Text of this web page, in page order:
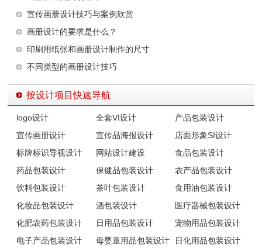
宣传画册设计技巧与案例欣赏
画册设计的要求是什么？
印刷用纸张和画册设计制作的尺寸
不同类型的画册设计技巧
按设计项目快速导航
logo设计 全套VI设计
产品包装设计
宣传画册设计
宣传品海报设计
店面形象SI设计
标牌标识导视设计
网站设计建设
食品包装设计
药品包装设计
保健品包装设计
农产品包装设计
饮料包装设计
茶叶包装设计
食用油包装设计
化妆品包装设计
酒包装设计
医疗器械包装设计
化肥农药包装设计
日用品包装设计
宠物用品包装设计
电子产品包装设计
母婴童用品包装设计
日化用品包装设计